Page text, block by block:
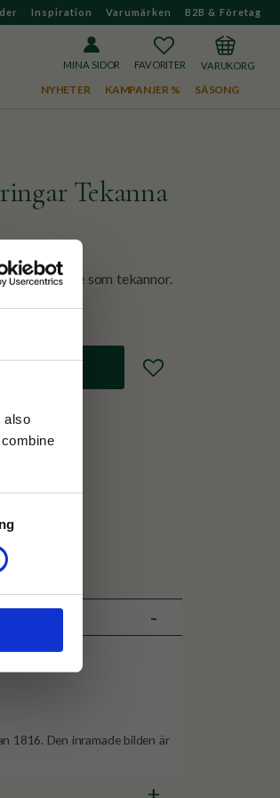
also
Inspiration Varumärken B2B & Företag
MINA SIDOR
FAVORITERKUNDVAGN
NYHETER KAMPANJER % SÄSONG
Tekanna
formade som tekannor.
Lägg till i favoriter
1816. Den inramade bilden är